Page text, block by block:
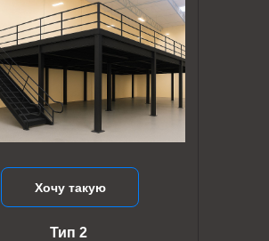
Хочу такую
Тип 2